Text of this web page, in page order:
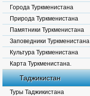
Города Туркменистана
Природа Туркменистана
Памятники Туркменистана
Заповедники Туркменистана
Культура Туркменистана
Карта Туркменистана.
Таджикистан
Туры Таджикистана